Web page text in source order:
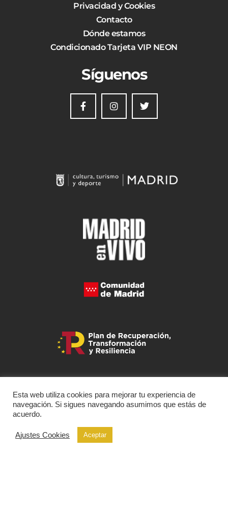
Privacidad y Cookies
Contacto
Dónde estamos
Condicionado Tarjeta VIP NEON
Síguenos
Esta web utiliza cookies para mejorar tu experiencia de
navegación. Si sigues navegando asumimos que estás de
acuerdo.
Ajustes Cookies Aceptar